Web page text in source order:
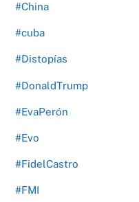
#China
#cuba
#Distopías
#DonaldTrump
#EvaPerón
#Evo
#FidelCastro
#FMI